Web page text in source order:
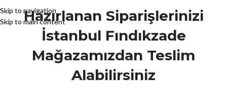
Skip to navigation
Skip to main content
Hazırlanan Siparişlerinizi
İstanbul Fındıkzade
Mağazamızdan Teslim
Alabilirsiniz